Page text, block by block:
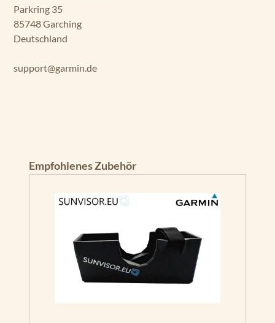
1222
GPSMAP
Parkring 35
85748 Garching
Deutschland
support@garmin.de
Produktgalerie überspringen
Empfohlenes Zubehör